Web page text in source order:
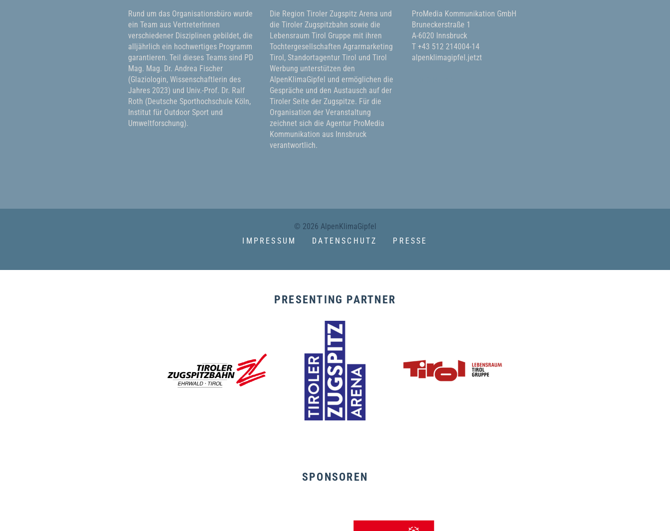
Rund um das Organisationsbüro wurde
ein Team aus VertreterInnen
verschiedener Disziplinen gebildet, die
alljährlich ein hochwertiges Programm
garantieren. Teil dieses Teams sind PD
Mag. Mag. Dr. Andrea Fischer
(Glaziologin, Wissenschaftlerin des
Jahres 2023) und Univ.-Prof. Dr. Ralf
Roth (Deutsche Sporthochschule Köln,
Institut für Outdoor Sport und
Umweltforschung).
Die Region Tiroler Zugspitz Arena und
die Tiroler Zugspitzbahn sowie die
Lebensraum Tirol Gruppe mit ihren
Tochtergesellschaften Agrarmarketing
Tirol, Standortagentur Tirol und Tirol
Werbung unterstützen den
AlpenKlimaGipfel und ermöglichen die
Gespräche und den Austausch auf der
Tiroler Seite der Zugspitze. Für die
Organisation der Veranstaltung
zeichnet sich die Agentur ProMedia
Kommunikation aus Innsbruck
verantwortlich.
ProMedia Kommunikation GmbH
Bruneckerstraße 1
A-6020 Innsbruck
T +43 512 214004-14
alpenklimagipfel.jetzt
© 2026 AlpenKlimaGipfel
IMPRESSUM
DATENSCHUTZ PRESSE
PRESENTING PARTNER
SPONSOREN